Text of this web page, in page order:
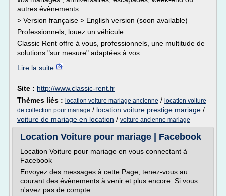
autres évènements...
> Version française > English version (soon available)
Professionnels, louez un véhicule
Classic Rent offre à vous, professionnels, une multitude de
solutions "sur mesure" adaptées à vos...
Lire la suite
Site : http://www.classic-rent.fr
Thèmes liés : location voiture mariage ancienne / location voiture
de collection pour mariage / location voiture prestige mariage /
voiture de mariage en location / voiture ancienne mariage
Location Voiture pour mariage | Facebook
Location Voiture pour mariage en vous connectant à
Facebook
Envoyez des messages à cette Page, tenez-vous au
courant des évènements à venir et plus encore. Si vous
n'avez pas de compte...